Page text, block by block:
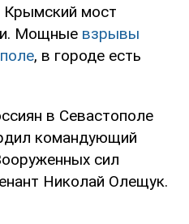
Крымский мост
Мощные взрывы
, в городе есть
в Севастополе
командующий
сил
Николай Олещук.